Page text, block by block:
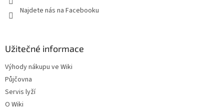
Najdete nás na Facebooku
Užitečné informace
Výhody nákupu ve Wiki
Půjčovna
Servis lyží
O Wiki